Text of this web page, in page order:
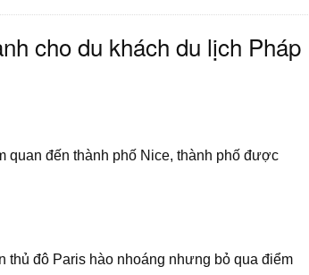
cho du khách du lịch Pháp
quan đến thành phố Nice, thành phố được
thủ đô Paris hào nhoáng nhưng bỏ qua điểm